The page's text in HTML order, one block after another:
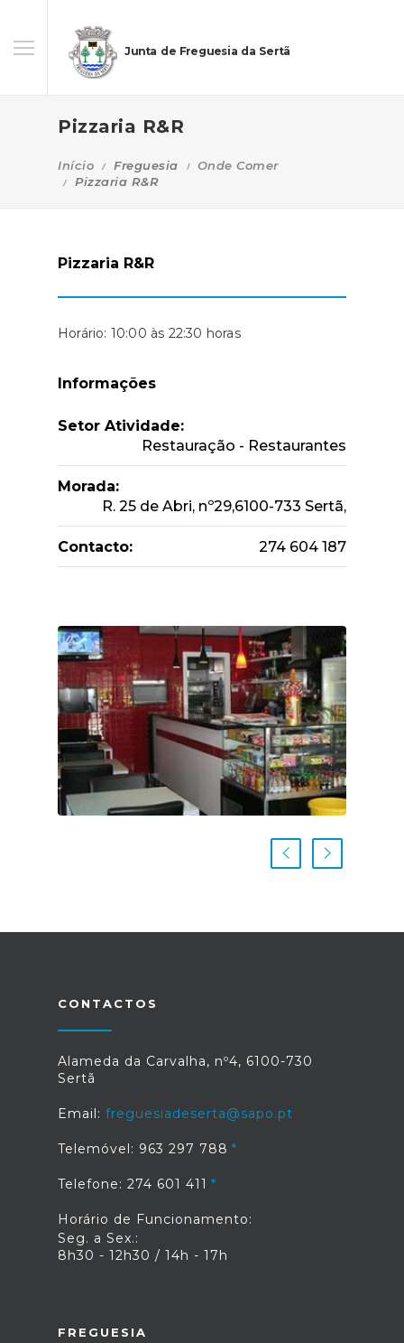
Junta de Freguesia da Sertã
Pizzaria R&R
Início Freguesia
Onde Comer
Pizzaria R&R
Pizzaria R&R
Horário: 10:00 às 22:30 horas
Informações
Setor Atividade:
Restauração - Restaurantes
Morada:
R. 25 de Abri, nº29,6100-733 Sertã,
Contacto: 274 604 187
CONTACTOS
Alameda da Carvalha, nº4, 6100-730
Sertã
Email: freguesiadeserta@sapo.pt
Telemóvel: 963 297 788
Telefone: 274 601 411
Horário de Funcionamento:
Seg. a Sex.:
8h30 - 12h30 / 14h - 17h
FREGUESIA